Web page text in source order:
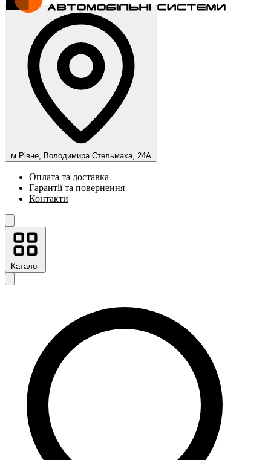
м.Рівне, Володимира Стельмаха, 24А
Оплата та доставка
Гарантії та повернення
Контакти
Каталог